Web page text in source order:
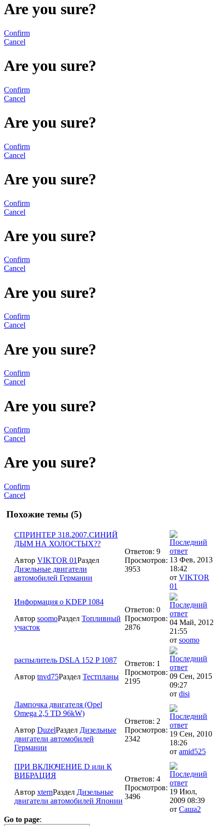
Are you sure?
Confirm
Cancel
Are you sure?
Confirm
Cancel
Are you sure?
Confirm
Cancel
Are you sure?
Confirm
Cancel
Are you sure?
Confirm
Cancel
Are you sure?
Confirm
Cancel
Are you sure?
Confirm
Cancel
Are you sure?
Confirm
Cancel
Are you sure?
Confirm
Cancel
Похожие темы (5)
СПРИНТЕР 318.2007.СИНИЙ
ДЫМ НА ХОЛОСТЫХ??
Автор VIKTOR 01Раздел
Дизельные двигатели
автомобилей Германии
Ответов: 9
Просмотров:
3953
13 Фев, 2013
18:42
от VIKTOR
01
Информация о KDEP 1084
Автор soomoРаздел Топливный
участок
Ответов: 0
Просмотров:
2876
04 Май, 2012
21:55
от soomo
распылитель DSLA 152 P 1087
Автор tnvd75Раздел Тестпланы
Ответов: 1
Просмотров:
2195
09 Сен, 2015
09:27
от disi
Лампочка двигателя (Opel
Omega 2,5 TD 96kW)
Автор DuzelРаздел Дизельные
двигатели автомобилей
Германии
Ответов: 2
Просмотров:
2342
19 Сен, 2010
18:26
от amid525
ПРИ ВКЛЮЧЕНИЕ D или К
ВИБРАЦИЯ
Автор xternРаздел Дизельные
двигатели автомобилей Японии
Ответов: 4
Просмотров:
3496
19 Июл,
2009 08:39
от Саша2
Go to page: